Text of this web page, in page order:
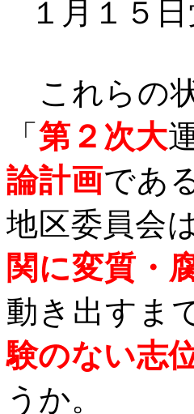
１月１５
これらの
「 第２次大
論計画であ
地区委員会は
関に変質・
動き出すま
験のない志
うか。